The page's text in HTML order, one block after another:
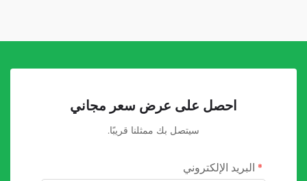
احصل على عرض سعر مجاني
سيتصل بك ممثلنا قريبًا.
البريد الإلكتروني